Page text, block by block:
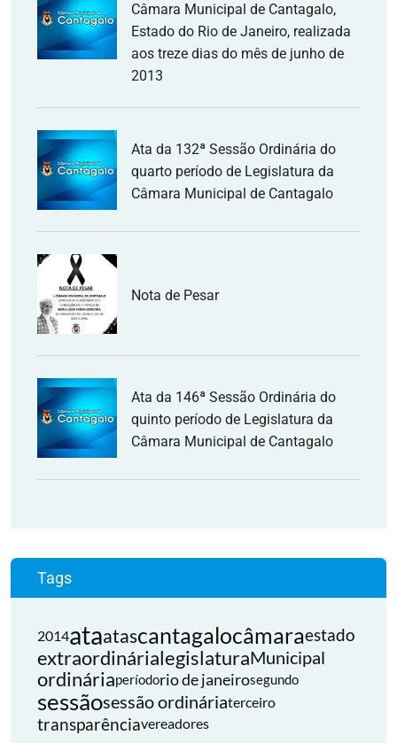
Câmara Municipal de Cantagalo,
Estado do Rio de Janeiro, realizada
aos treze dias do mês de junho de
2013
Ata da 132ª Sessão Ordinária do
quarto período de Legislatura da
Câmara Municipal de Cantagalo
Nota de Pesar
Ata da 146ª Sessão Ordinária do
quinto período de Legislatura da
Câmara Municipal de Cantagalo
Tags
2014ataatascantagalocâmaraestado
extraordinárialegislaturaMunicipal
ordináriaperíodorio de janeirosegundo
sessãosessão ordináriaterceiro
transparênciavereadores